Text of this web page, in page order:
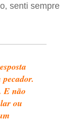
senti sempre
E não
ou